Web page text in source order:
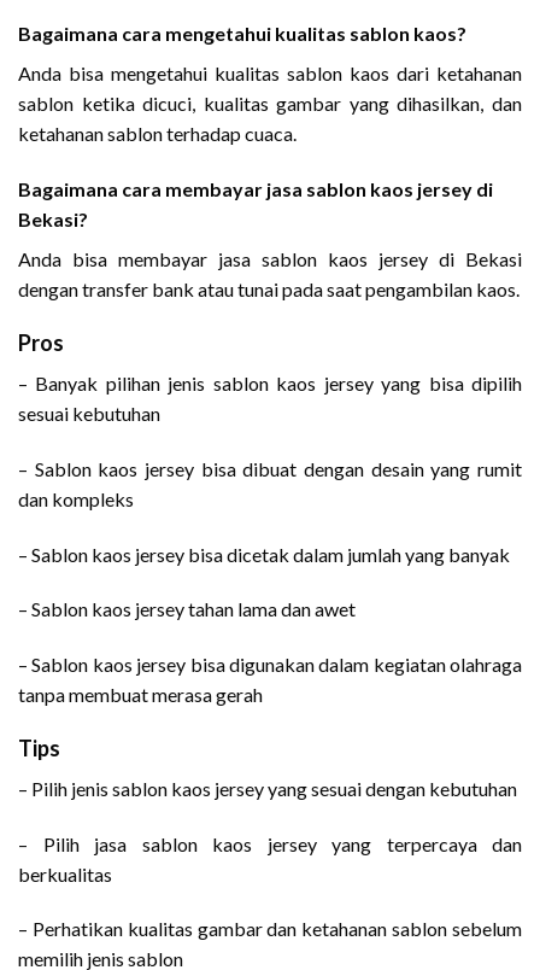
Bagaimana cara mengetahui kualitas sablon kaos?
Anda bisa mengetahui kualitas sablon kaos dari ketahanan
sablon ketika dicuci, kualitas gambar yang dihasilkan, dan
ketahanan sablon terhadap cuaca.
Bagaimana cara membayar jasa sablon kaos jersey di
Bekasi?
Anda bisa membayar jasa sablon kaos jersey di Bekasi
dengan transfer bank atau tunai pada saat pengambilan kaos.
Pros
– Banyak pilihan jenis sablon kaos jersey yang bisa dipilih
sesuai kebutuhan
– Sablon kaos jersey bisa dibuat dengan desain yang rumit
dan kompleks
– Sablon kaos jersey bisa dicetak dalam jumlah yang banyak
– Sablon kaos jersey tahan lama dan awet
– Sablon kaos jersey bisa digunakan dalam kegiatan olahraga
tanpa membuat merasa gerah
Tips
– Pilih jenis sablon kaos jersey yang sesuai dengan kebutuhan
– Pilih jasa sablon kaos jersey yang terpercaya dan
berkualitas
– Perhatikan kualitas gambar dan ketahanan sablon sebelum
memilih jenis sablon